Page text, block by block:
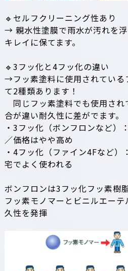
🔹セルフクリーニング性あり
→ 親水性塗膜で雨水が汚れを
キレイに保てます。
🔹3フッ化と4フッ化の違い
→フッ素塗料に使用されている
て2種類あります！
同じフッ素塗料でも使用され
合が違い耐久性に差がでます。
・3フッ化（ボンフロンなど
／価格はやや高め
・4フッ化（ファイン4Fなど
宅でよく使われる
ボンフロンは3フッ化フッ素樹
フッ素モノマーとビニルエー
久性を発揮